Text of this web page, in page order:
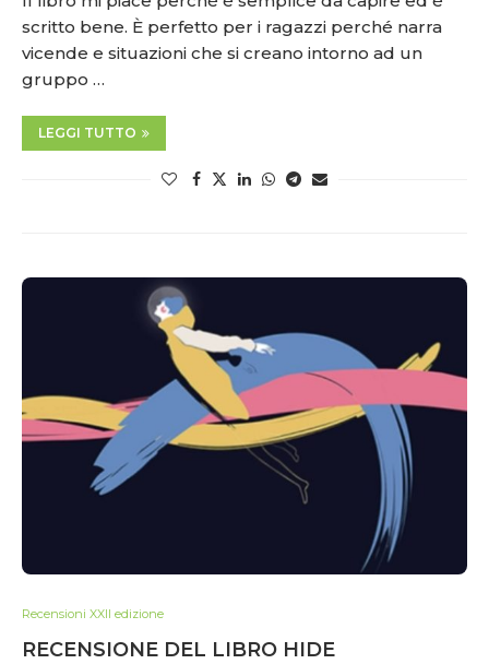
scritto bene. È perfetto per i ragazzi perché narra
vicende e situazioni che si creano intorno ad un
gruppo …
LEGGI TUTTO
Recensioni XXII edizione
RECENSIONE DEL LIBRO HIDE